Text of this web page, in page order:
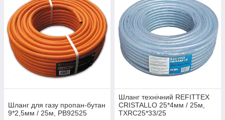
Шланг для газу пропан-бутан
9*2,5мм / 25м, PB92525
Шланг технічний REFITTEX
CRISTALLO 25*4мм / 25м,
TXRC25*33/25